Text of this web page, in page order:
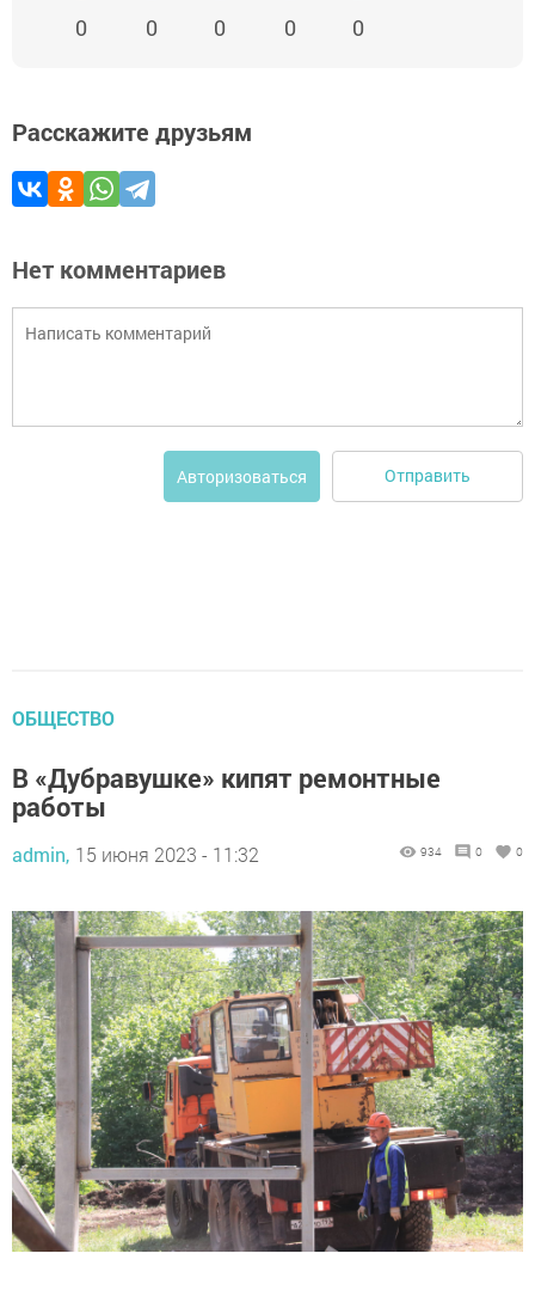
0 0 0 0 0
Расскажите друзьям
Нет комментариев
Авторизоваться Отправить
ОБЩЕСТВО
В «Дубравушке» кипят ремонтные
работы
admin, 15 июня 2023 - 11:32 934 0 0